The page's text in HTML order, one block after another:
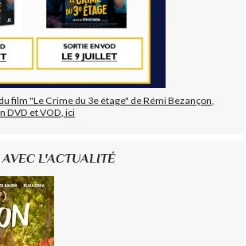
film "Le Crime du 3e étage" de Rémi Bezançon,
DVD et VOD, ici
L'ACTUALITÉ